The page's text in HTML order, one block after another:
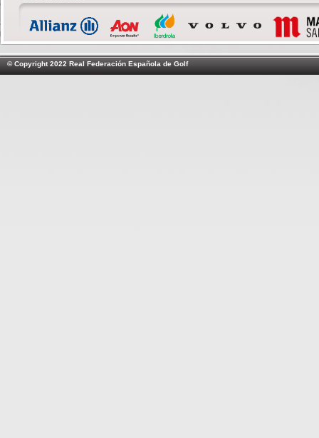
© Copyright 2022 Real Federación Española de Golf